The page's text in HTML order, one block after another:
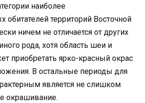
наиболее
обитателей территорий Восточной
ничем не отличается от других
рода, хотя область шеи и
приобретать ярко-красный окрас
В остальные периоды для
является не слишком
окрашивание.